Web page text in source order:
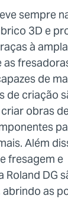
sempre
3D e
à
as
de
de criação
obras
Além
fresagem e
Roland DG
abrindo as